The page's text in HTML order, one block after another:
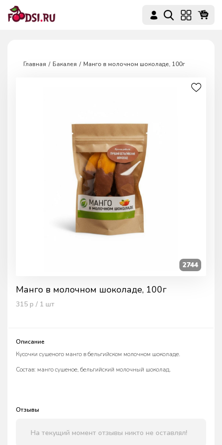
Главная Бакалея Манго в молочном шоколаде, 100г
Манго в молочном шоколаде, 100г
315 р / 1 шт
Описание
Кусочки сушеного манго в бельгийском молочном шоколаде.
Состав: манго сушеное, бельгийский молочный шоколад.
2744
Отзывы
На текущий момент отзывы никто не оставлял!